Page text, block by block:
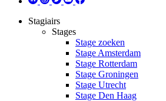
Stagiairs
Stages
Stage zoeken
Stage Amsterdam
Stage Rotterdam
Stage Groningen
Stage Utrecht
Stage Den Haag